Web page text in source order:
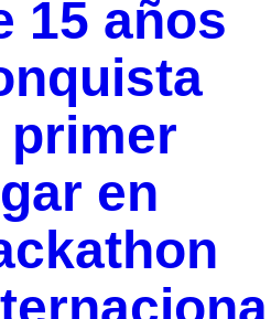
15 años
primer
en